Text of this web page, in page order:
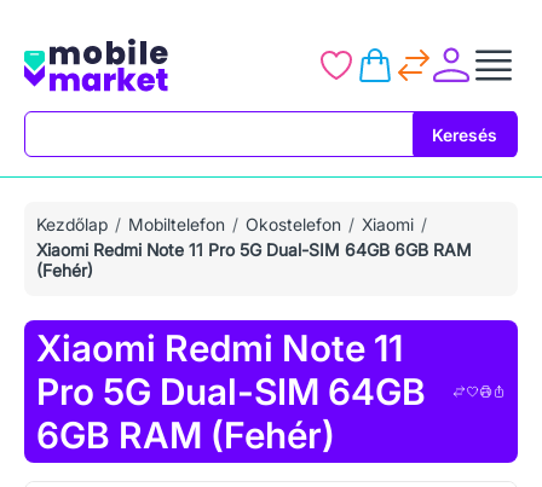
Keresés
Kezdőlap Mobiltelefon Okostelefon
Xiaomi
Xiaomi Redmi Note 11 Pro 5G Dual-SIM 64GB 6GB RAM
(Fehér)
Xiaomi Redmi Note 11
Pro 5G Dual-SIM 64GB
6GB RAM (Fehér)